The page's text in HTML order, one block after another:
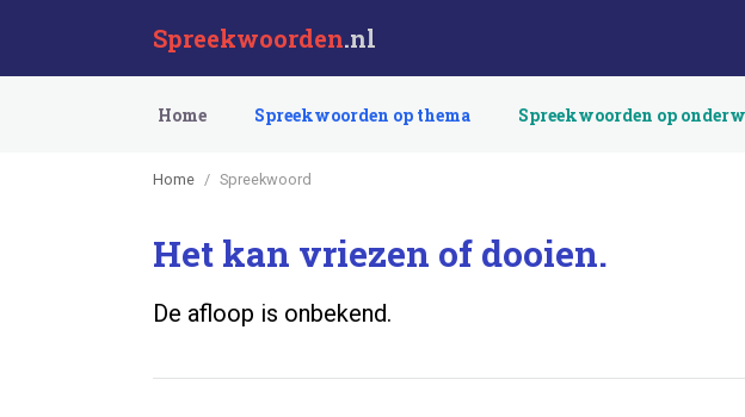
Spreekwoorden.nl
Home Spreekwoorden op thema Spreekwoorden op
Home Spreekwoord
Het kan vriezen of dooien.
De afloop is onbekend.